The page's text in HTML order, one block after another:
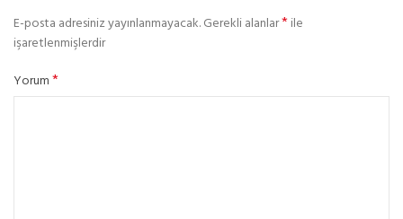
E-posta adresiniz yayınlanmayacak.Gerekli alanlar*ile
işaretlenmişlerdir
Yorum*